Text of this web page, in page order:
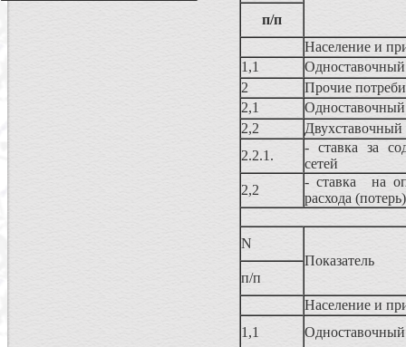
п/п
Население и
1,1
2
Прочие
2,1
2,2
Двухставочный
2.2.1.
- ставка за
сетей
2,2
- ставка на
расхода
N
Показатель
п/п
Население и
1,1